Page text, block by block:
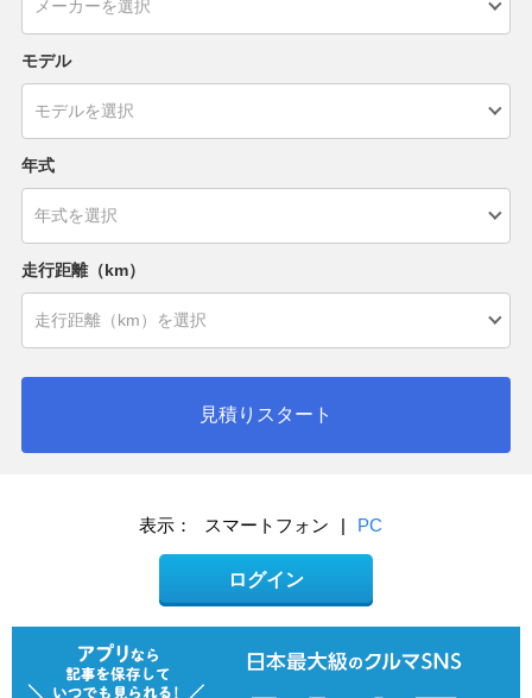
モデル
年式
走行距離（km）
見積りスタート
表示： スマートフォン PC
ログイン